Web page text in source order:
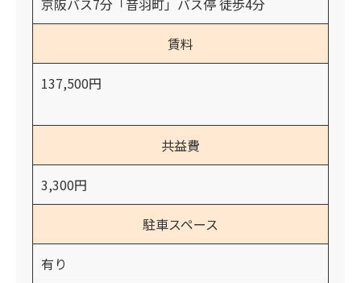
京阪バス7分「音羽町」バス停 徒歩4分
賃料
137,500円
共益費
3,300円
駐車スペース
有り